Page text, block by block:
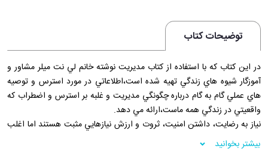
توضیحات کتاب
در اين کتاب که با استفاده از کتاب مديريت نوشته خانم لي نت ميلر مشاور و
آموزگار شيوه هاي زندگي تهيه شده است،اطلاعاتي در مورد استرس و توصيه
هاي عملي گام به گام درباره چگونگي مديريت و غلبه بر استرس و اضطراب که
واقعيتي در زندگي همه ماست،ارائه مي دهد.
نياز به رضايت، داشتن امنيت، ثروت و ارزش نيازهايي مثبت هستند اما اغلب
راه هايي که براي رسيدن به اين خصوصيات مي پيماييم مي توانند منفي و
حتي مخرب باشند!
بیشتر بخوانید